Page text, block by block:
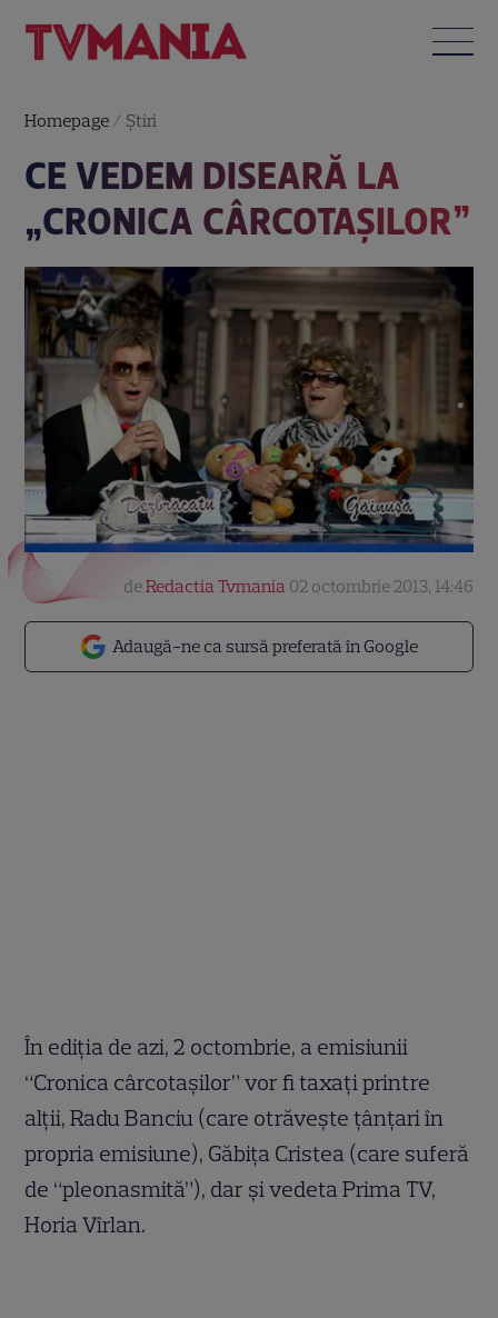
Homepage / Știri
CE VEDEM DISEARĂ LA
„CRONICA CÂRCOTAŞILOR”
Adaugă-ne ca sursă preferată în Google
deRedactia Tvmania 02 octombrie 2013, 14:46
În ediţia de azi, 2 octombrie, a emisiunii
“Cronica cârcotaşilor” vor fi taxaţi printre
alţii, Radu Banciu (care otrăveşte ţânţari în
propria emisiune), Găbiţa Cristea (care suferă
de “pleonasmită”), dar şi vedeta Prima TV,
Horia Vîrlan.